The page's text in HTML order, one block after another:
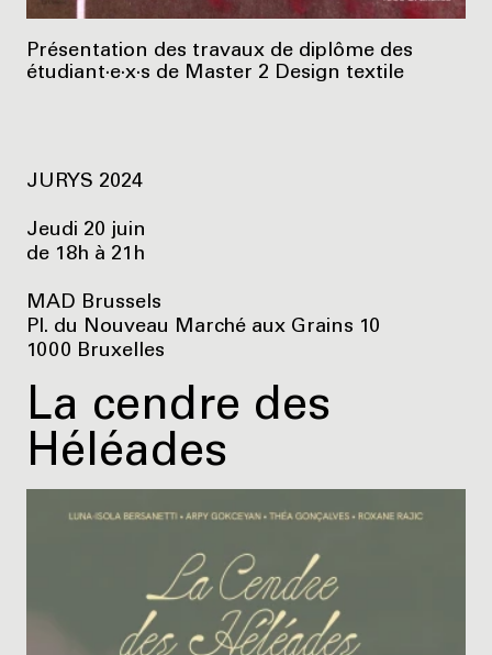
Présentation des travaux de diplôme des
étudiant·e·x·s de Master 2 Design textile
JURYS 2024
Jeudi 20 juin
de 18h à 21h
MAD Brussels
Pl. du Nouveau Marché aux Grains 10
1000 Bruxelles
La cendre des
Héléades